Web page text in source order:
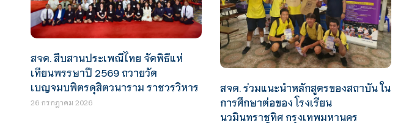
สจด. สืบสานประเพณีไทย จัดพิธีแห่
เทียนพรรษาปี 2569 ถวายวัด
เบญจมบพิตรดุสิตวนาราม ราชวรวิหาร
26 กรกฎาคม 2026
สจด. ร่วมแนะนำหลักสูตรของสถาบัน ใน
การศึกษาต่อของ โรงเรียน
นวมินทราชูทิศ กรุงเทพมหานคร